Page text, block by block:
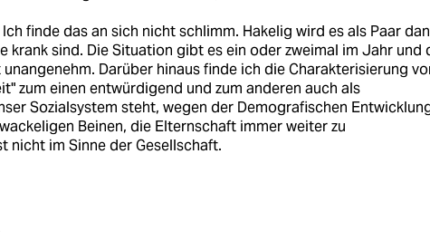
finde das an sich nicht schlimm. Hakelig wird es als Paar
krank sind. Die Situation gibt es ein oder zweimal im Jahr und
Darüber hinaus finde ich die Charakterisierung
zum einen entwürdigend und zum anderen auch als
Sozialsystem steht, wegen der Demografischen
Beinen, die Elternschaft immer weiter zu
nicht im Sinne der Gesellschaft.